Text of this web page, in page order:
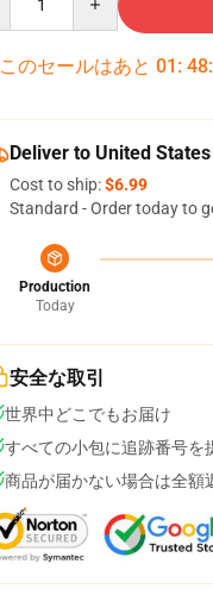
このセールはあと 01 : 48:
Deliver to United States
Cost to ship:$6.99
Standard - Order today to
Production
Today
安全な取引
世界中どこでもお届け
すべての小包に追跡番号を
商品が届かない場合は全額